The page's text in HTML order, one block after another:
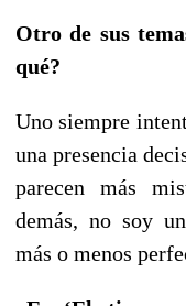
Otro de sus
qué?
Uno siempre
una presencia
parecen más
demás, no soy
más o menos